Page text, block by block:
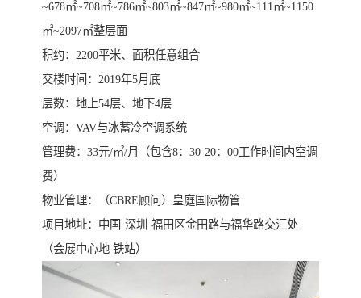
~678㎡~708㎡~786㎡~803㎡~847㎡~980㎡~111㎡~1150
㎡~2097㎡整层面
积约：2200平米、面积任意组合
交楼时间：2019年5月底
层数：地上54层、地下4层
空调：VAV与冰蓄冷空调系统
管理费：33元/㎡/月（包含8：30-20：00工作时间内空调
费）
物业管理：（CBRE顾问）皇庭国际物管
项目地址：中国·深圳·福田区金田路与福华路交汇处
（会展中心地 铁站）